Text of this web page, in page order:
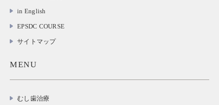
in English
EPSDC COURSE
サイトマップ
MENU
むし歯治療